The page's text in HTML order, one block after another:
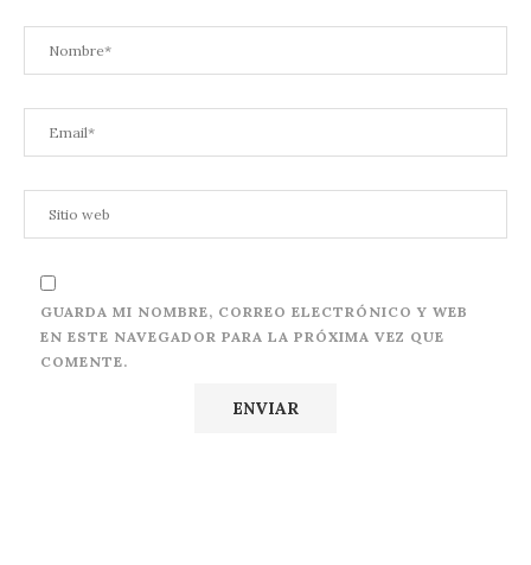
GUARDA MI NOMBRE, CORREO ELECTRÓNICO Y WEB
EN ESTE NAVEGADOR PARA LA PRÓXIMA VEZ QUE
COMENTE.